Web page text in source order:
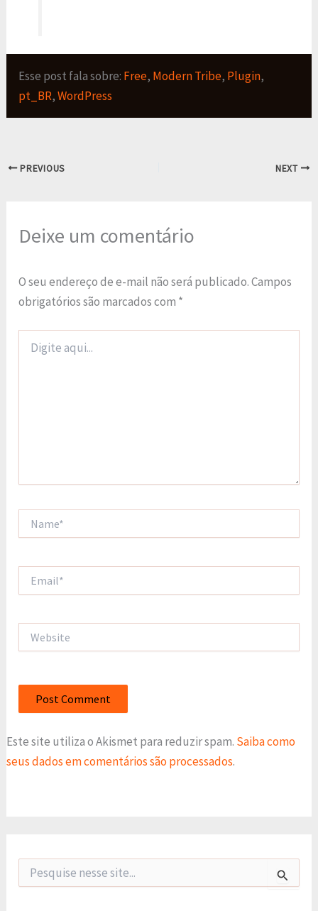
Esse post fala sobre: Free, Modern Tribe, Plugin,
pt_BR,WordPress
PREVIOUS NEXT
Deixe um comentário
O seu endereço de e-mail não será publicado.Campos
obrigatórios são marcados com *
aqui...
Este site utiliza o Akismet para reduzir spam. Saiba como
seus dados em comentários são processados.
e